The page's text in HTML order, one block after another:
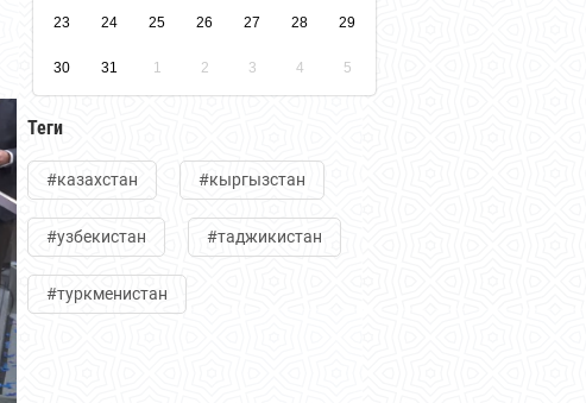
23 24 25 26 27 28 29
30 31 1 2 3 4 5
Теги
#казахстан #кыргызстан
#узбекистан #таджикистан
#туркменистан